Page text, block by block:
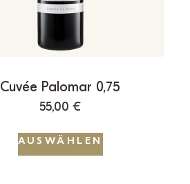
Cuvée Palomar 0,75
55,00€
AUSWÄHLEN